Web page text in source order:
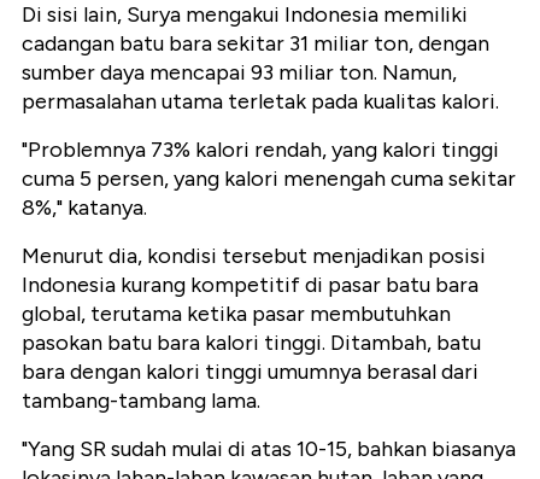
Di sisi lain, Surya mengakui Indonesia memiliki
cadangan batu bara sekitar 31 miliar ton, dengan
sumber daya mencapai 93 miliar ton. Namun,
permasalahan utama terletak pada kualitas kalori.
"Problemnya 73% kalori rendah, yang kalori tinggi
cuma 5 persen, yang kalori menengah cuma sekitar
8%," katanya.
Menurut dia, kondisi tersebut menjadikan posisi
Indonesia kurang kompetitif di pasar batu bara
global, terutama ketika pasar membutuhkan
pasokan batu bara kalori tinggi. Ditambah, batu
bara dengan kalori tinggi umumnya berasal dari
tambang-tambang lama.
"Yang SR sudah mulai di atas 10-15, bahkan biasanya